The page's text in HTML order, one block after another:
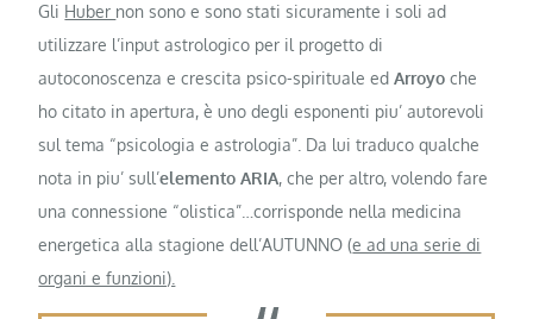
Gli Huber non sono e sono stati sicuramente i soli ad
utilizzare l’input astrologico per il progetto di
autoconoscenza e crescita psico-spirituale edArroyo che
ho citato in apertura, è uno degli esponenti piu’ autorevoli
sul tema “psicologia e astrologia”. Da lui traduco qualche
nota in piu’ sull’elemento ARIA, che per altro, volendo fare
una connessione “olistica”…corrisponde nella medicina
energetica alla stagione dell’AUTUNNO (e ad una serie di
organi e funzioni).